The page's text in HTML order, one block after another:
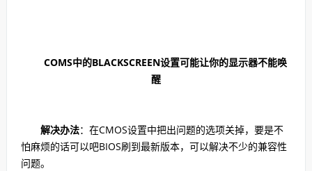
COMS中的BLACKSCREEN设置可能让你的显示器不能唤
醒
解决办法：在CMOS设置中把出问题的选项关掉，要是不
怕麻烦的话可以吧BIOS刷到最新版本，可以解决不少的兼容性
问题。